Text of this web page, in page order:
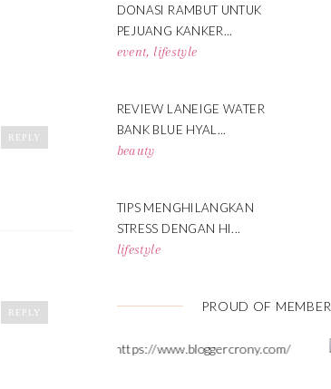
REPLY
REPLY
DONASI RAMBUT UNTUK
PEJUANG KANKER...
event, lifestyle
REVIEW LANEIGE WATER
BANK BLUE HYAL...
beauty
TIPS MENGHILANGKAN
STRESS DENGAN HI...
lifestyle
PROUD OF MEMBER